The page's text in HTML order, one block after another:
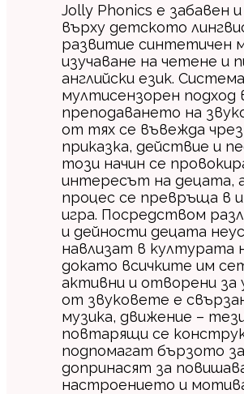
Jolly Phonics е забавен
върху детското
развитие синтетичен
изучаване на четене и
английски език.
мултисензорен подход
преподаването на
от тях се въвежда
приказка, действие и
този начин се
интересът на децата,
процес се превръща в
игра. Посредством
и дейности децата
навлизат в културата
докато всичките им
активни и отворени за
от звуковете е
музика, движение –
повтарящи се
подпомагат бързото
допринасят за
настроението и